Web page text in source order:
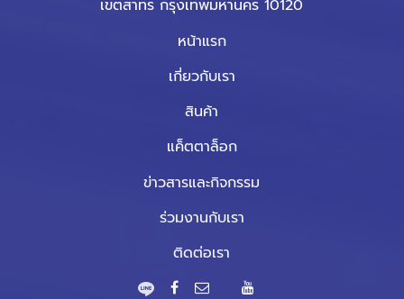
เขตสาทร กรุงเทพมหานคร 10120
หน้าแรก
เกี่ยวกับเรา
สินค้า
แค็ตตาล็อก
ข่าวสารและกิจกรรม
ร่วมงานกับเรา
ติดต่อเรา